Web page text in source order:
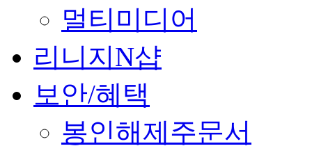
멀티미디어
리니지N샵
보안/혜택
봉인해제주문서